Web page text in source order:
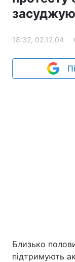
18:32, 02.12.04
Близько
підтримують